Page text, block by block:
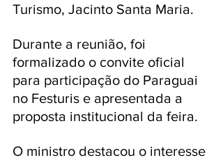
Turismo, Jacinto Santa Maria.
Durante a reunião, foi
formalizado o convite oficial
para participação do Paraguai
no Festuris e apresentada a
proposta institucional da feira.
O ministro destacou o interesse